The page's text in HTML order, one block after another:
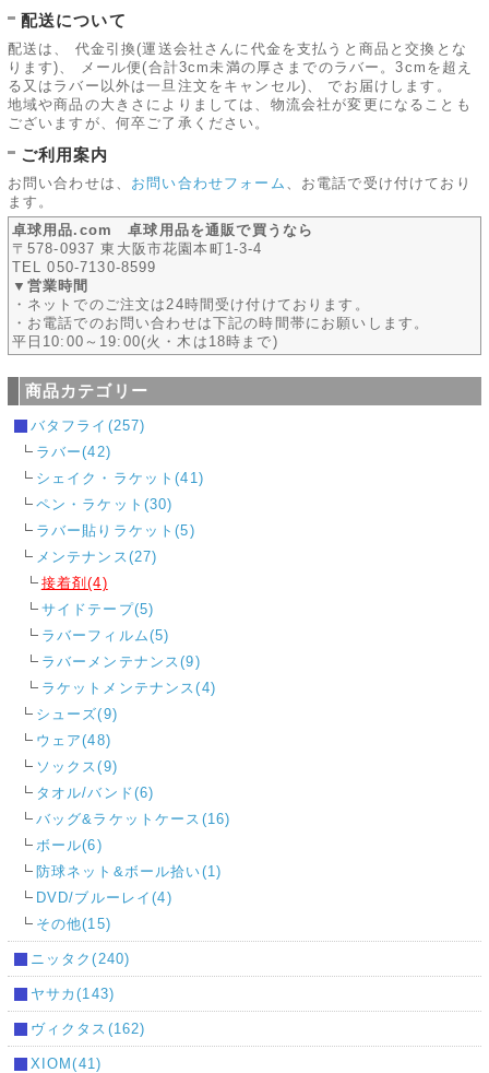
配送について
配送は、 代金引換(運送会社さんに代金を支払うと商品と交換とな
ります)、 メール便(合計3cm未満の厚さまでのラバー。3cmを超え
る又はラバー以外は一旦注文をキャンセル)、 でお届けします。
地域や商品の大きさによりましては、物流会社が変更になることも
ございますが、何卒ご了承ください。
ご利用案内
お問い合わせは、 お問い合わせフォーム
、お電話で受け付けており
ます。
卓球用品.com 卓球用品を通販で買うなら
〒578-0937 東大阪市花園本町1-3-4
TEL 050-7130-8599
▼営業時間
・ネットでのご注文は24時間受け付けております。
・お電話でのお問い合わせは下記の時間帯にお願いします。
平日10:00～19:00(火・木は18時まで)
商品カテゴリー
バタフライ(257)
ラバー(42)
シェイク・ラケット(41)
ペン・ラケット(30)
ラバー貼りラケット(5)
メンテナンス(27)
接着剤(4)
サイドテープ(5)
ラバーフィルム(5)
ラバーメンテナンス(9)
ラケットメンテナンス(4)
シューズ(9)
ウェア(48)
ソックス(9)
タオル/バンド(6)
バッグ&ラケットケース(16)
ボール(6)
防球ネット&ボール拾い(1)
DVD/ブルーレイ(4)
その他(15)
ニッタク(240)
ヤサカ(143)
ヴィクタス(162)
XIOM(41)